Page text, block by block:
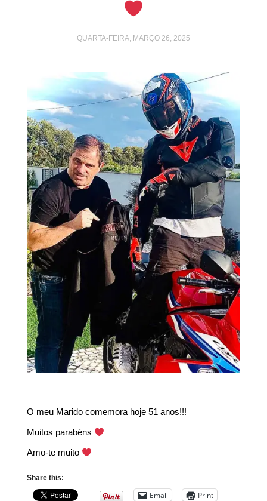
QUARTA-FEIRA, MARÇO 26, 2025
O meu Marido comemora hoje 51 anos!!!
Muitos parabéns
Amo-te muito
Share this:
Email Print